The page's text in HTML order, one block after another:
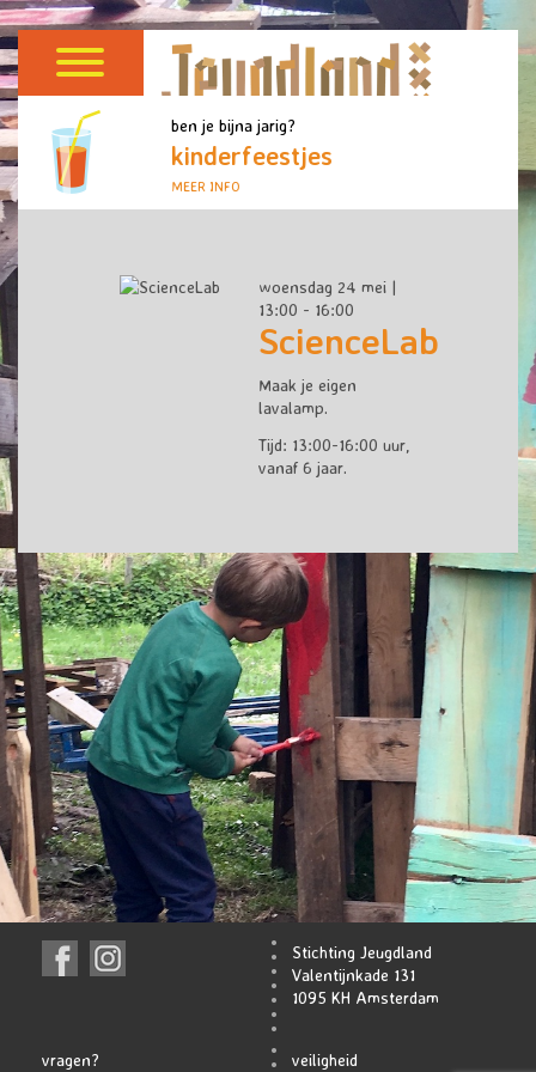
ben je bijna jarig?
kinderfeestjes
MEER INFO
woensdag 24 mei |
13:00 - 16:00
ScienceLab
Maak je eigen
lavalamp.
Tijd: 13:00-16:00 uur,
vanaf 6 jaar.
Stichting Jeugdland
Valentijnkade 131
1095 KH Amsterdam
vragen? veiligheid